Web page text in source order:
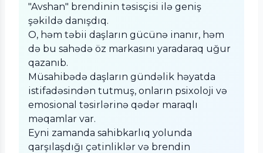
"Avshan" brendinin təsisçisi ilə geniş
şəkildə danışdıq.
O, həm təbii daşların gücünə inanır, həm
də bu sahədə öz markasını yaradaraq uğur
qazanıb.
Müsahibədə daşların gündəlik həyatda
istifadəsindən tutmuş, onların psixoloji və
emosional təsirlərinə qədər maraqlı
məqamlar var.
Eyni zamanda sahibkarlıq yolunda
qarşılaşdığı çətinliklər və brendin